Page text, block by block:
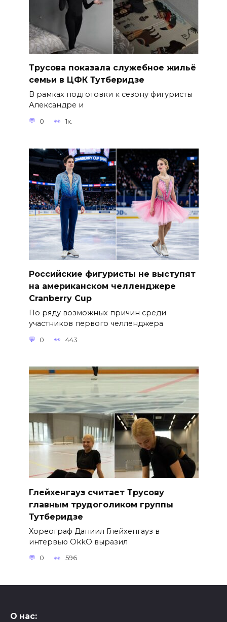
Трусова показала служебное жильё
семьи в ЦФК Тутберидзе
В рамках подготовки к сезону фигуристы
Александре и
0 1к.
Российские фигуристы не выступят
на американском челленджере
Cranberry Cup
По ряду возможных причин среди
участников первого челленджера
0 443
Глейхенгауз считает Трусову
главным трудоголиком группы
Тутберидзе
Хореограф Даниил Глейхенгауз в
интервью OkkO выразил
0 596
О нас: